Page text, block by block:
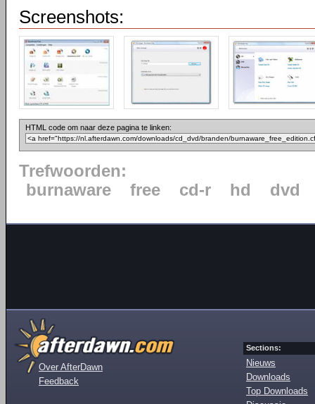
Screenshots:
HTML code om naar deze pagina te linken:
Trefwoorden:
burnaware
free cd-r hd dvd
Over AfterDawn
Feedback
Sections:
Nieuws
Downloads
Top Downloads